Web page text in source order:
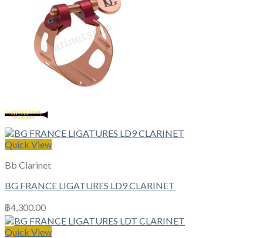
Quick View
Bb Clarinet
BG FRANCE LIGATURES LD9 CLARINET
฿4,300.00
Quick View